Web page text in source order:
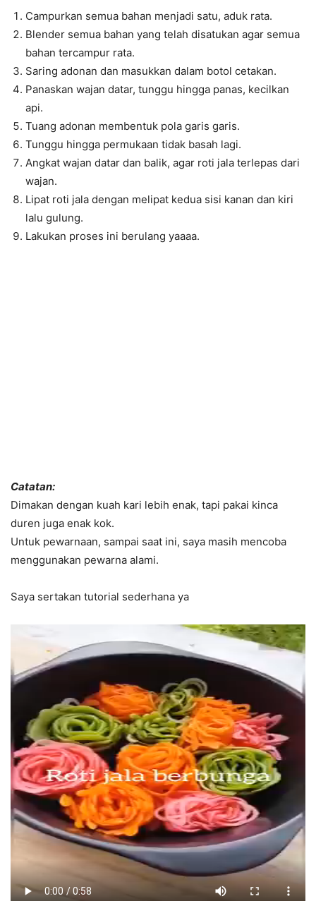
Campurkan semua bahan menjadi satu, aduk rata.
Blender semua bahan yang telah disatukan agar semua
bahan tercampur rata.
Saring adonan dan masukkan dalam botol cetakan.
Panaskan wajan datar, tunggu hingga panas, kecilkan
api.
Tuang adonan membentuk pola garis garis.
Tunggu hingga permukaan tidak basah lagi.
Angkat wajan datar dan balik, agar roti jala terlepas dari
wajan.
Lipat roti jala dengan melipat kedua sisi kanan dan kiri
lalu gulung.
Lakukan proses ini berulang yaaaa.
Catatan:
Dimakan dengan kuah kari lebih enak, tapi pakai kinca
duren juga enak kok.
Untuk pewarnaan, sampai saat ini, saya masih mencoba
menggunakan pewarna alami.
Saya sertakan tutorial sederhana ya